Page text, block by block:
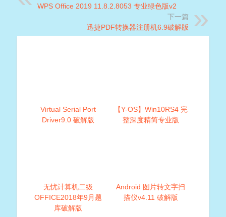
WPS Office 2019 11.8.2.8053 专业绿色版v2
下一篇
迅捷PDF转换器注册机6.9破解版
Virtual Serial Port
Driver9.0 破解版
【Y-OS】Win10RS4 完
整深度精简专业版
无忧计算机二级
OFFICE2018年9月题
库破解版
Android 图片转文字扫
描仪v4.11 破解版